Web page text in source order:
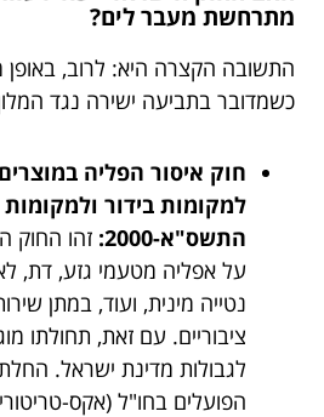
מתרחשת מעבר לים?
התשובה הקצרה היא: לרוב, באופן
כשמדובר בתביעה ישירה נגד
חוק איסור הפליה
למקומות בידור ולמקומות
התשס"א-2000:
זהו החוק
על אפליה מטעמי גזע, דת,
נטייה מינית, ועוד, במתן
ציבוריים. עם זאת, תחולתו
לגבולות מדינת ישראל.
הפועלים בחו"ל (אקס-